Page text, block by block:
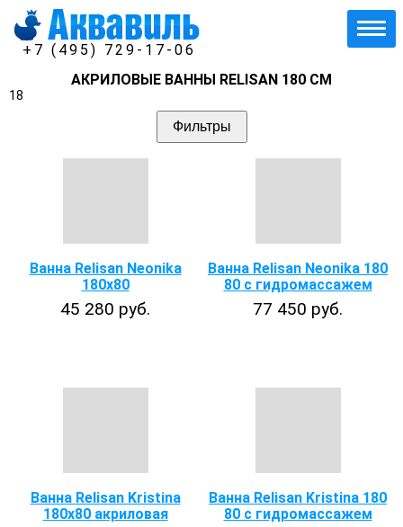
+7 (495) 729-17-06
АКРИЛОВЫЕ ВАННЫ RELISAN 180 СМ
18
Фильтры
Ванна Relisan Neonika
180x80
45 280 руб.
Ванна Relisan Neonika 180
80 с гидромассажем
77 450 руб.
Ванна Relisan Kristina
180x80 акриловая
Ванна Relisan Kristina 180
80 с гидромассажем